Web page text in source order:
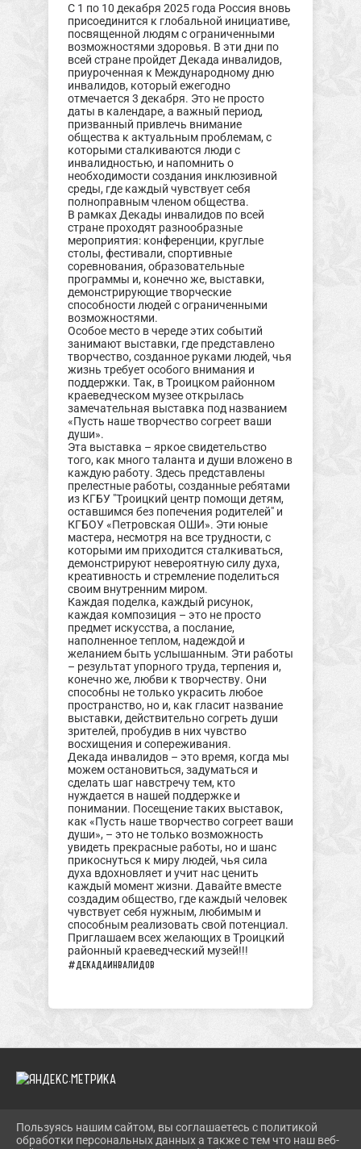
С 1 по 10 декабря 2025 года Россия вновь
присоединится к глобальной инициативе,
посвященной людям с ограниченными
возможностями здоровья. В эти дни по
всей стране пройдет Декада инвалидов,
приуроченная к Международному дню
инвалидов, который ежегодно
отмечается 3 декабря. Это не просто
даты в календаре, а важный период,
призванный привлечь внимание
общества к актуальным проблемам, с
которыми сталкиваются люди с
инвалидностью, и напомнить о
необходимости создания инклюзивной
среды, где каждый чувствует себя
полноправным членом общества.
В рамках Декады инвалидов по всей
стране проходят разнообразные
мероприятия: конференции, круглые
столы, фестивали, спортивные
соревнования, образовательные
программы и, конечно же, выставки,
демонстрирующие творческие
способности людей с ограниченными
возможностями.
Особое место в череде этих событий
занимают выставки, где представлено
творчество, созданное руками людей, чья
жизнь требует особого внимания и
поддержки. Так, в Троицком районном
краеведческом музее открылась
замечательная выставка под названием
«Пусть наше творчество согреет ваши
души».
Эта выставка – яркое свидетельство
того, как много таланта и души вложено в
каждую работу. Здесь представлены
прелестные работы, созданные ребятами
из КГБУ "Троицкий центр помощи детям,
оставшимся без попечения родителей" и
КГБОУ «Петровская ОШИ». Эти юные
мастера, несмотря на все трудности, с
которыми им приходится сталкиваться,
демонстрируют невероятную силу духа,
креативность и стремление поделиться
своим внутренним миром.
Каждая поделка, каждый рисунок,
каждая композиция – это не просто
предмет искусства, а послание,
наполненное теплом, надеждой и
желанием быть услышанным. Эти работы
– результат упорного труда, терпения и,
конечно же, любви к творчеству. Они
способны не только украсить любое
пространство, но и, как гласит название
выставки, действительно согреть души
зрителей, пробудив в них чувство
восхищения и сопереживания.
Декада инвалидов – это время, когда мы
можем остановиться, задуматься и
сделать шаг навстречу тем, кто
нуждается в нашей поддержке и
понимании. Посещение таких выставок,
как «Пусть наше творчество согреет ваши
души», – это не только возможность
увидеть прекрасные работы, но и шанс
прикоснуться к миру людей, чья сила
духа вдохновляет и учит нас ценить
каждый момент жизни. Давайте вместе
создадим общество, где каждый человек
чувствует себя нужным, любимым и
способным реализовать свой потенциал.
Приглашаем всех желающих в Троицкий
районный краеведческий музей!!!
#декадаинвалидов
2026 Г. TROIMUZEI.RU
ВХОД
Пользуясь нашим сайтом, вы соглашаетесь с политикой
обработки персональных данных а также с тем что наш веб-